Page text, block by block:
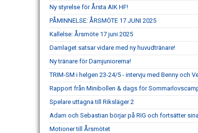
Ny styrelse för Årsta AIK HF!
PÅMINNELSE: ÅRSMÖTE 17 JUNI 2025
Kallelse: Årsmöte 17 juni 2025
Damlaget satsar vidare med ny huvudtränare!
Ny tränare för Damjuniorerna!
TRIM-SM i helgen 23-24/5 - intervju med Benny och
Rapport från Minibollen & dags för
Spelare uttagna till Riksläger 2
Adam och Sebastian börjar på RIG och fortsätter
Motioner till Årsmötet